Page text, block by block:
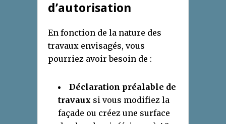
d’autorisation
En fonction de la nature des
travaux envisagés, vous
pourriez avoir besoin de :
Déclaration préalable de
travaux si vous modifiez la
façade ou créez une surface